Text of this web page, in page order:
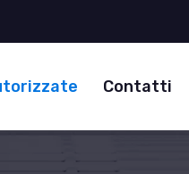
Contatti